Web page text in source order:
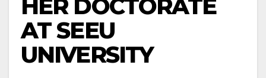
HER DOCTORATE
AT SEEU
UNIVERSITY